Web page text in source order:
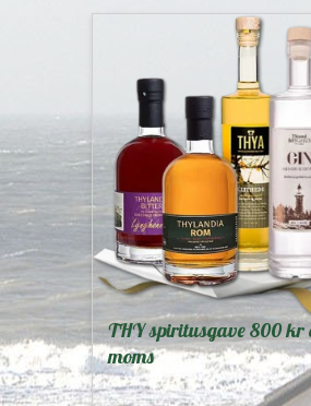
THY spiritusgave 800 kr
moms